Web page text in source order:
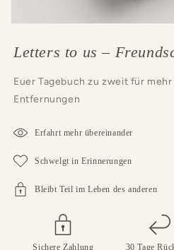
Letters to us –
Euer Tagebuch zu zweit für
Entfernungen
Erfahrt mehr übereinander
Schwelgt in Erinnerungen
Bleibt Teil im Leben des anderen
Sichere Zahlung 30 Tage